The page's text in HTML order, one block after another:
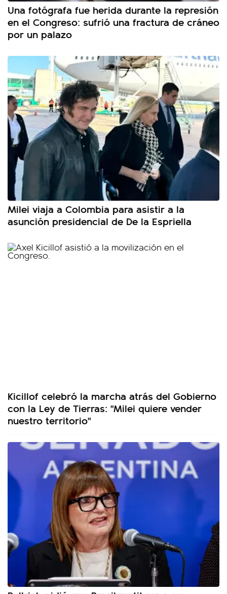
Una fotógrafa fue herida durante la represión
en el Congreso: sufrió una fractura de cráneo
por un palazo
Milei viaja a Colombia para asistir a la
asunción presidencial de De la Espriella
Kicillof celebró la marcha atrás del Gobierno
con la Ley de Tierras: "Milei quiere vender
nuestro territorio"